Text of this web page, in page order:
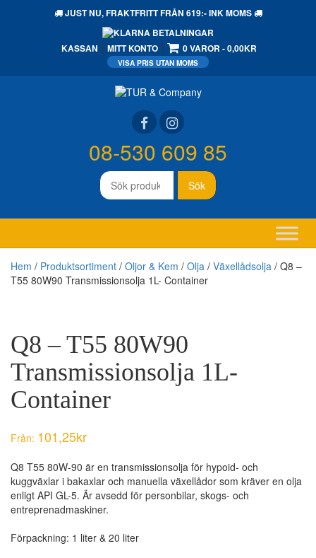
JUST NU,FRAKTFRITTFRÅN 619:- INK MOMS
KASSAN MITT KONTO 0 VAROR 0,00KR
Sök
efter:
Sök
08-530 609 85
Hem / Produktsortiment / Oljor & Kem / Olja / Växellådsolja / Q8 –
T55 80W90 Transmissionsolja 1L- Container
Q8 – T55 80W90
Transmissionsolja 1L-
Container
Från: 101,25kr
Q8 T55 80W-90 är en transmissionsolja för hypoid- och
kuggväxlar i bakaxlar och manuella växellådor som kräver en olja
enligt API GL-5. Är avsedd för personbilar, skogs- och
entreprenadmaskiner.
Förpackning: 1 liter & 20 liter